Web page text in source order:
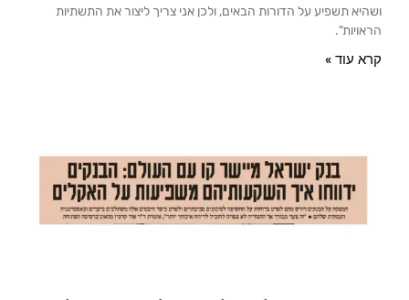
ושהיא תשפיע על הדורות הבאים, ולכן אני צריך ליצור את התשתיות
הראויות".
קרא עוד »